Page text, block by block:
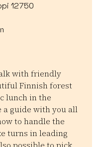
12750
with friendly
Finnish forest
lunch in the
a guide with you all
to handle the
turns in leading